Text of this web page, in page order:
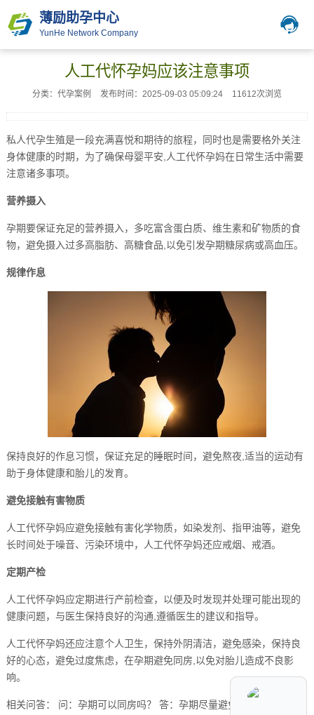
薄励助孕中心
YunHe Network Company
人工代怀孕妈应该注意事项
分类：代孕案例 发布时间：2025-09-03 05:09:24 11612次浏览
私人代孕生殖是一段充满喜悦和期待的旅程，同时也是需要格外关注
身体健康的时期，为了确保母婴平安,人工代怀孕妈在日常生活中需要
注意诸多事项。
营养摄入
孕期要保证充足的营养摄入，多吃富含蛋白质、维生素和矿物质的食
物，避免摄入过多高脂肪、高糖食品,以免引发孕期糖尿病或高血压。
规律作息
保持良好的作息习惯，保证充足的睡眠时间，避免熬夜,适当的运动有
助于身体健康和胎儿的发育。
避免接触有害物质
人工代怀孕妈应避免接触有害化学物质，如染发剂、指甲油等，避免
长时间处于噪音、污染环境中，人工代怀孕妈还应戒烟、戒酒。
定期产检
人工代怀孕妈应定期进行产前检查，以便及时发现并处理可能出现的
健康问题，与医生保持良好的沟通,遵循医生的建议和指导。
人工代怀孕妈还应注意个人卫生，保持外阴清洁，避免感染，保持良
好的心态，避免过度焦虑，在孕期避免同房,以免对胎儿造成不良影
响。
相关问答： 问：孕期可以同房吗？ 答：孕期尽量避免同房，特别是在